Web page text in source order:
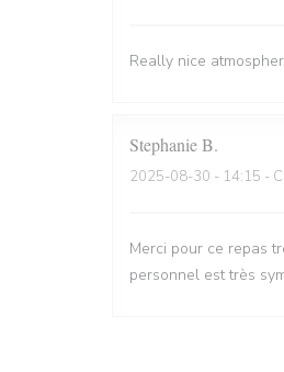
Really nice
StephanieB
2025-08-30 - 14:15 -
Merci pour ce repas
personnel est très